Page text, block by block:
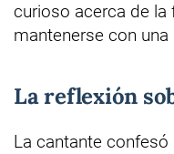
curioso acerca de la
mantenerse con una
La reflexión
La cantante